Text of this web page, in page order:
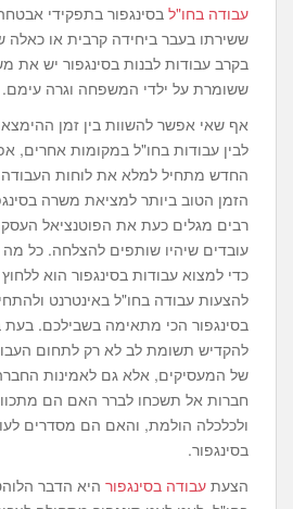
עבודה בחו"ל בסינגפור בתפקידי
ששירתו בעבר ביחידה קרבית או כאלה
בקרב עבודות לבנות בסינגפור יש את
ששומרת על ילדי המשפחה וגרה עימם.
אף שאי אפשר להשוות בין זמן
לבין עבודות בחו"ל במקומות אחרים,
החדש מתחיל למלא את לוחות העבודה
הזמן הטוב ביותר למציאת משרה
רבים מגלים כעת את הפוטנציאל
עובדים שיהיו שותפים להצלחה. כל
כדי למצוא עבודות בסינגפור הוא
להצעות עבודה בחו"ל באינטרנט
בסינגפור הכי מתאימה בשבילכם. בעת
להקדיש תשומת לב לא רק לתחום
של המעסיקים, אלא גם לאמינות
חברות אל תשכחו לברר האם הם
ולכלכלה הולמת, והאם הם מסדרים
בסינגפור.
הצעת עבודה בסינגפור היא הדבר